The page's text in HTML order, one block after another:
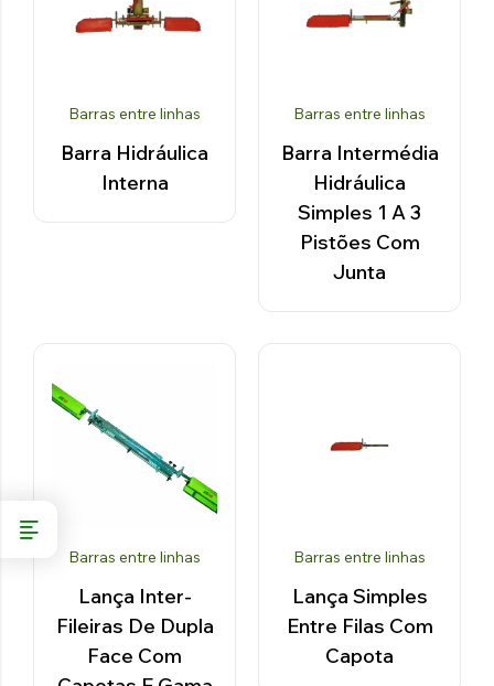
Barras entre linhas
Barra Hidráulica
Interna
Barras entre linhas
Barra Intermédia
Hidráulica
Simples 1 A 3
Pistões Com
Junta
Barras entre linhas
Lança Inter-
Fileiras De Dupla
Face Com
Barras entre linhas
Lança Simples
Entre Filas Com
Capota